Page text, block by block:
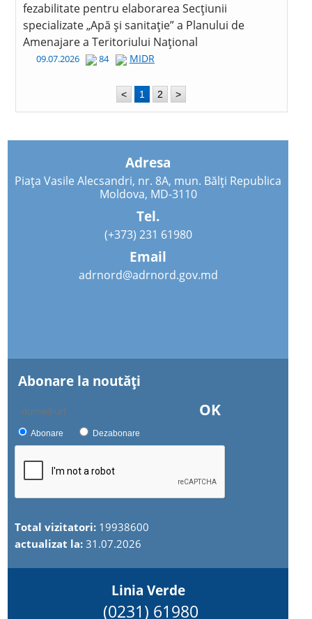
fezabilitate pentru elaborarea Secțiunii
specializate „Apă și sanitație” a Planului de
Amenajare a Teritoriului Național
09.07.2026 84 MIDR
< 1 2 >
Adresa
Piața Vasile Alecsandri, nr. 8A, mun. Bălți Republica
Moldova, MD-3110
Tel.
(+373) 231 61980
Email
adrnord@adrnord.gov.md
Abonare la noutăţi
OK
Abonare Dezabonare
Total vizitatori: 19938600
actualizat la:31.07.2026
Linia Verde
(0231) 61980